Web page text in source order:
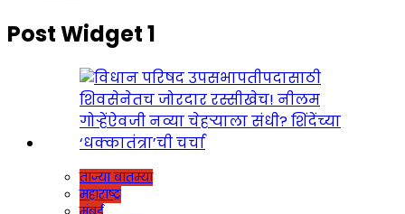
Post Widget 1
ताज्या बातम्या
महाराष्ट्र